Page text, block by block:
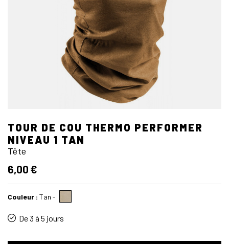
TOUR DE COU THERMO PERFORMER
NIVEAU 1 TAN
Tête
6,00 €
Couleur : Tan -
De 3 à 5 jours